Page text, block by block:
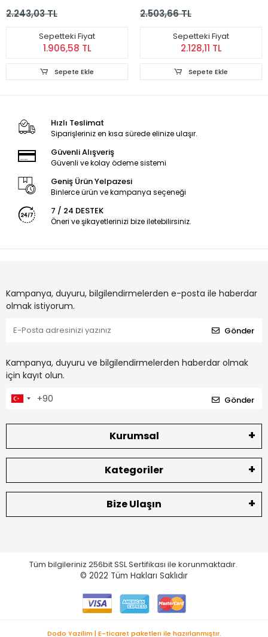
2.243,03 TL
Sepetteki Fiyat
1.906,58 TL
Sepete Ekle
2.503,66 TL
Sepetteki Fiyat
2.128,11 TL
Sepete Ekle
Hızlı Teslimat
Siparişleriniz en kısa sürede elinize ulaşır.
Güvenli Alışveriş
Güvenli ve kolay ödeme sistemi
Geniş Ürün Yelpazesi
Binlerce ürün ve kampanya seçeneği
7 / 24 DESTEK
Öneri ve şikayetlerinizi bize iletebilirsiniz.
Kampanya, duyuru, bilgilendirmelerden e-posta ile haberdar
olmak istiyorum.
Gönder
Kampanya, duyuru ve bilgilendirmelerden haberdar olmak
için kayıt olun.
Gönder
Kurumsal
Kategoriler
Bize Ulaşın
Tüm bilgileriniz 256bit SSL Sertifikası ile korunmaktadır.
© 2022 Tüm Hakları Saklıdır
Dodo Yazilim | E-ticaret paketleri ile hazırlanmıştır.